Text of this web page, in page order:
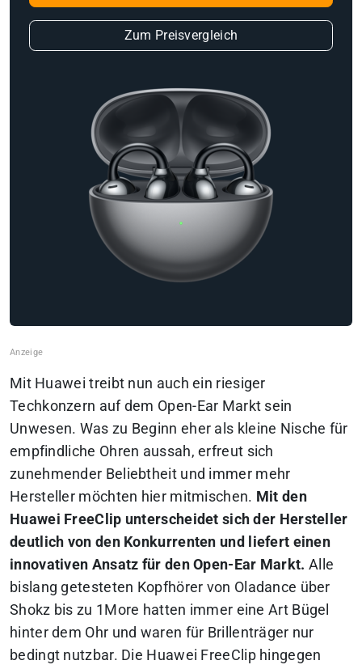
Zum Preisvergleich
Mit Huawei treibt nun auch ein riesiger
Techkonzern auf dem Open-Ear Markt sein
Unwesen. Was zu Beginn eher als kleine Nische für
empfindliche Ohren aussah, erfreut sich
zunehmender Beliebtheit und immer mehr
Hersteller möchten hier mitmischen. Mit den
Huawei FreeClip unterscheidet sich der Hersteller
deutlich von den Konkurrenten und liefert einen
innovativen Ansatz für den Open-Ear Markt. Alle
bislang getesteten Kopfhörer von Oladance über
Shokz bis zu 1More hatten immer eine Art Bügel
hinter dem Ohr und waren für Brillenträger nur
bedingt nutzbar. Die Huawei FreeClip hingegen